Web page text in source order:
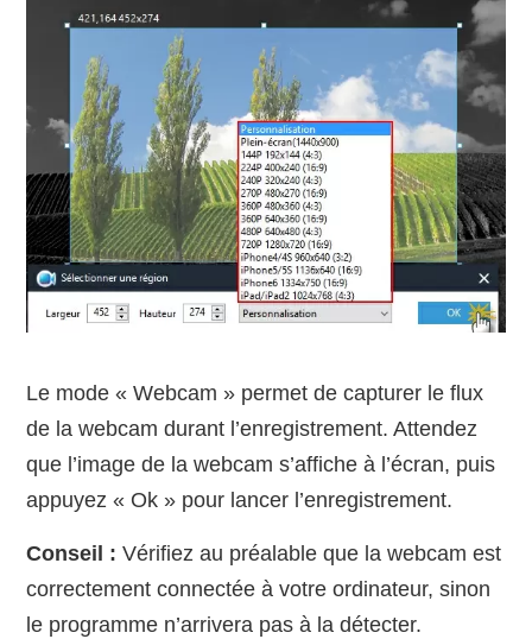
Le mode « Webcam » permet de capturer le flux
de la webcam durant l’enregistrement. Attendez
que l’image de la webcam s’affiche à l’écran, puis
appuyez « Ok » pour lancer l’enregistrement.
Conseil : Vérifiez au préalable que la webcam est
correctement connectée à votre ordinateur, sinon
le programme n’arrivera pas à la détecter.